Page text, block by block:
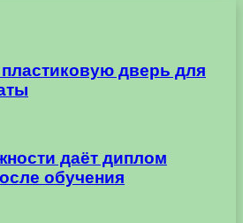
дверь для
даёт диплом
обучения